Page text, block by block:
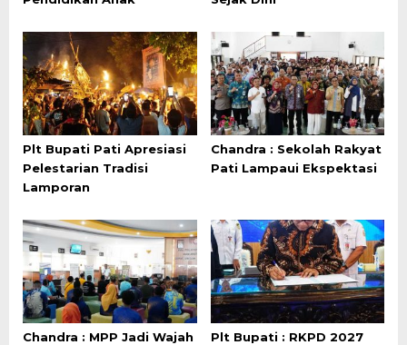
Plt Bupati Pati Apresiasi
Pelestarian Tradisi
Lamporan
Chandra : Sekolah Rakyat
Pati Lampaui Ekspektasi
Chandra : MPP Jadi Wajah
Plt Bupati : RKPD 2027